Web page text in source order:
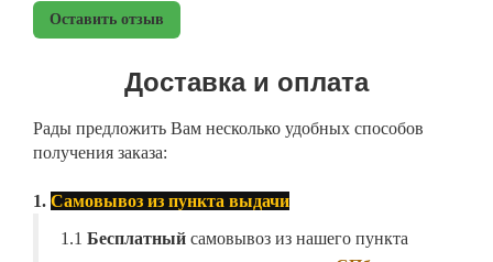
Оставить отзыв
Доставка и оплата
Рады предложить Вам несколько удобных способов
получения заказа:
1. Самовывоз из пункта выдачи
1.1 Бесплатный самовывоз из нашего пункта